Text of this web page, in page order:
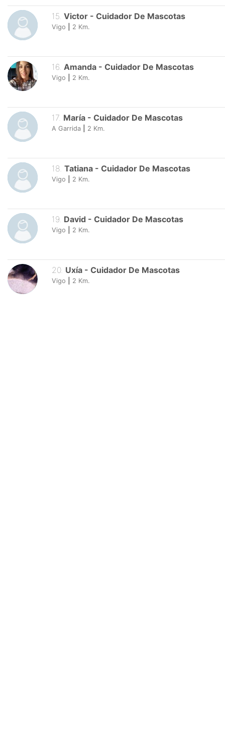
15 Victor - Cuidador De Mascotas
Vigo 2 Km.
16 Amanda - Cuidador De Mascotas
Vigo 2 Km.
17. María - Cuidador De Mascotas
A Garrida 2 Km.
18. Tatiana - Cuidador De Mascotas
Vigo 2 Km.
19. David - Cuidador De Mascotas
Vigo 2 Km.
20. Uxía - Cuidador De Mascotas
Vigo 2 Km.